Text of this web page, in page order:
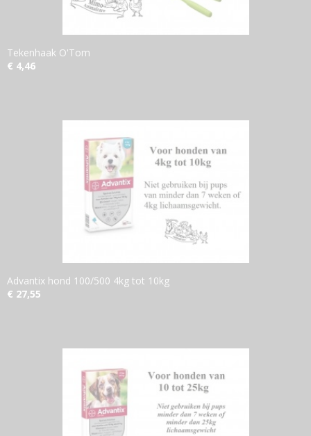
Tekenhaak O'Tom
€ 4,46
Advantix hond 100/500 4kg tot 10kg
€ 27,55